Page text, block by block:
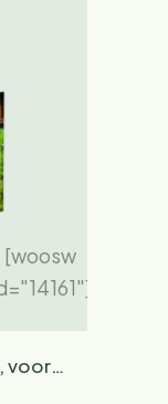
[woosw
voor